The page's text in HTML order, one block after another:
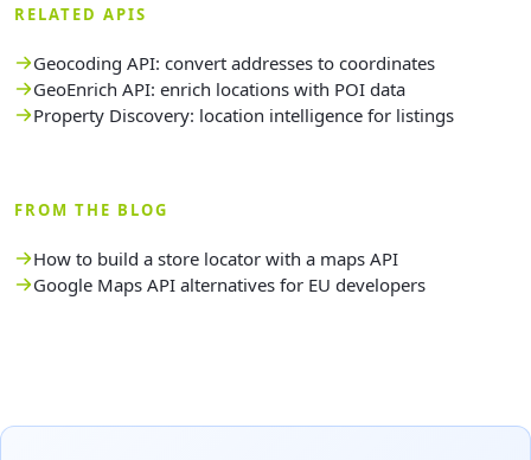
RELATED APIS
Geocoding API: convert addresses to coordinates
GeoEnrich API: enrich locations with POI data
Property Discovery: location intelligence for listings
FROM THE BLOG
How to build a store locator with a maps API
Google Maps API alternatives for EU developers